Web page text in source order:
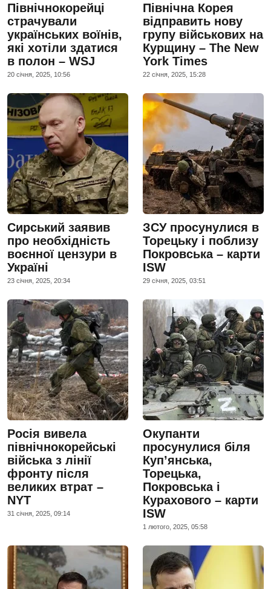
Північнокорейці
страчували
українських воїнів,
які хотіли здатися
в полон – WSJ
20 сiчня, 2025, 10:56
Північна Корея
відправить нову
групу військових на
Курщину – The New
York Times
22 сiчня, 2025, 15:28
Сирський заявив
про необхідність
воєнної цензури в
Україні
23 сiчня, 2025, 20:34
ЗСУ просунулися в
Торецьку і поблизу
Покровська – карти
ISW
29 сiчня, 2025, 03:51
Росія вивела
північнокорейські
війська з лінії
фронту після
великих втрат –
NYT
31 сiчня, 2025, 09:14
Окупанти
просунулися біля
Куп’янська,
Торецька,
Покровська і
Курахового – карти
ISW
1 лютого, 2025, 05:58